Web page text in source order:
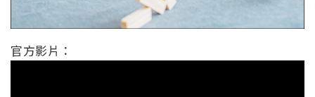
官方影片：